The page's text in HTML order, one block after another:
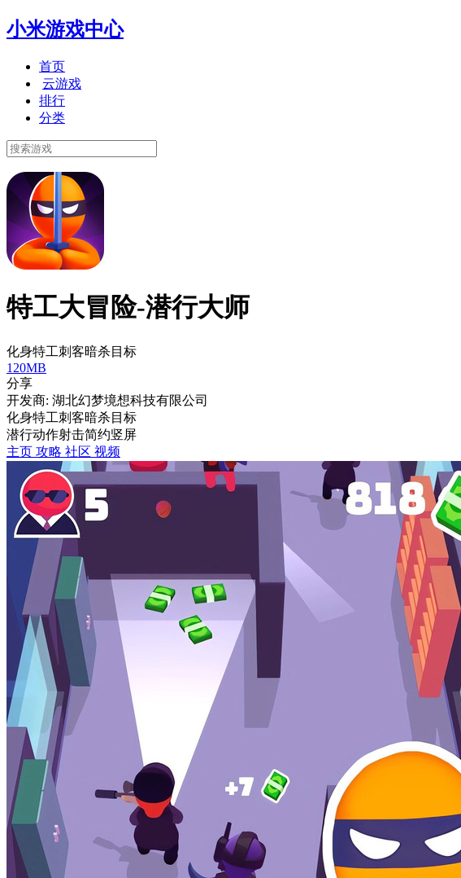
小米游戏中心
首页
云游戏
排行
分类
特工大冒险-潜行大师
化身特工刺客暗杀目标
120MB
分享
开发商: 湖北幻梦境想科技有限公司
化身特工刺客暗杀目标
潜行动作射击简约竖屏
主页 攻略 社区 视频